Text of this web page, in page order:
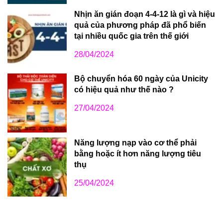
Nhịn ăn gián đoạn 4-4-12 là gì và hiệu
quả của phương pháp đã phổ biến
tại nhiều quốc gia trên thế giới
28/04/2024
Bộ chuyển hóa 60 ngày của Unicity
có hiệu quả như thế nào ?
27/04/2024
Năng lượng nạp vào cơ thể phải
bằng hoặc ít hơn năng lượng tiêu
thụ
25/04/2024